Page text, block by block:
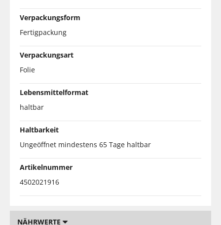
Verpackungsform
Fertigpackung
Verpackungsart
Folie
Lebensmittelformat
haltbar
Haltbarkeit
Ungeöffnet mindestens 65 Tage haltbar
Artikelnummer
4502021916
NÄHRWERTE